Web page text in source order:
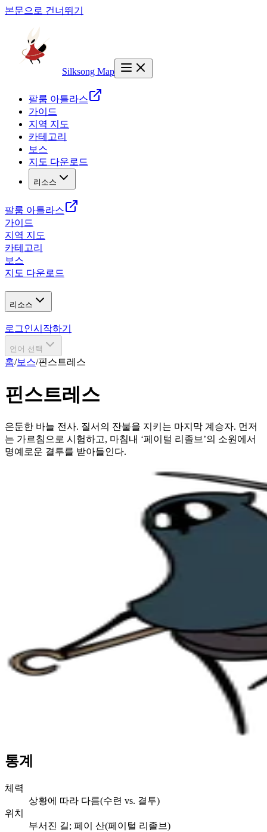
본문으로 건너뛰기
Silksong Map
팔룸 아틀라스
가이드
지역 지도
카테고리
보스
지도 다운로드
리소스
팔룸 아틀라스
가이드
지역 지도
카테고리
보스
지도 다운로드
리소스
로그인시작하기
언어 선택
홈/보스/핀스트레스
핀스트레스
은둔한 바늘 전사. 질서의 잔불을 지키는 마지막 계승자. 먼저
는 가르침으로 시험하고, 마침내 ‘페이털 리졸브’의 소원에서
명예로운 결투를 받아들인다.
통계
체력
상황에 따라 다름(수련 vs. 결투)
위치
부서진 길; 페이 산(페이털 리졸브)